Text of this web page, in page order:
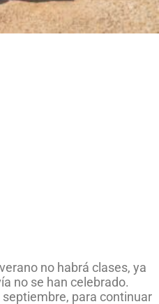
no habrá clases, ya
no se han celebrado.
para continuar